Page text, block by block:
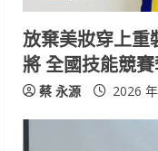
i
n
g
放棄美妝穿上重
將 全國技能競
蔡 永源 2026